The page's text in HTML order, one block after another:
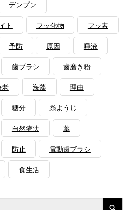
デンプン
ト フッ化物 フッ素
予防 原因 唾液
歯ブラシ 歯磨き粉
老 海藻 理由
糖分 糸ようじ
自然療法 薬
防止 電動歯ブラシ
食生活